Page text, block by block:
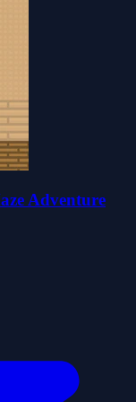
Adventure